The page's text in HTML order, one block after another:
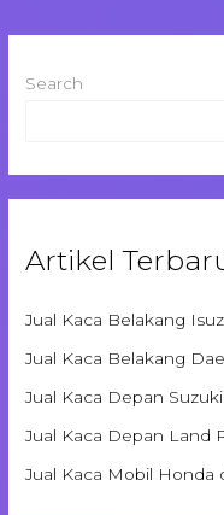
Search
Artikel
Jual Kaca Belakang
Jual Kaca Belakang
Jual Kaca Depan
Jual Kaca Depan Land
Jual Kaca Mobil Honda